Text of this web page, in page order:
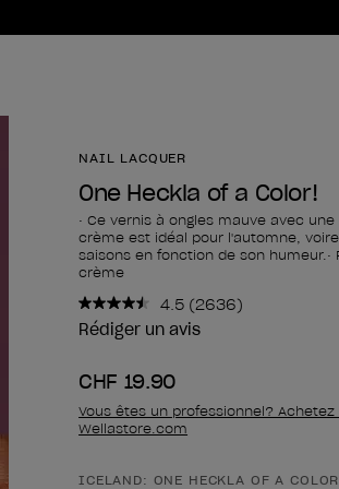
NAIL LACQUER
One Heckla of a Color!
• Ce vernis à ongles mauve avec
crème est idéal pour l'automne,
saisons en fonction de son humeur.•
crème
4.5 Lire
2636
même
(2636)
Rédiger un avis
CHF 19.90
Vous êtes un professionnel? Achetez
Wellastore.com
Forme du produit
ICELAND: ONE HECKLA OF A